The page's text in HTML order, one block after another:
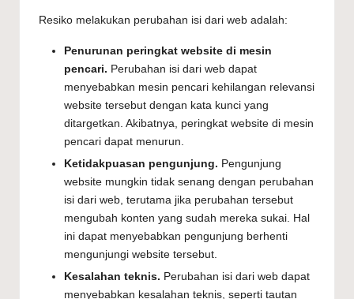
Resiko melakukan perubahan isi dari web adalah:
Penurunan peringkat website di mesin
pencari. Perubahan isi dari web dapat
menyebabkan mesin pencari kehilangan relevansi
website tersebut dengan kata kunci yang
ditargetkan. Akibatnya, peringkat website di mesin
pencari dapat menurun.
Ketidakpuasan pengunjung. Pengunjung
website mungkin tidak senang dengan perubahan
isi dari web, terutama jika perubahan tersebut
mengubah konten yang sudah mereka sukai. Hal
ini dapat menyebabkan pengunjung berhenti
mengunjungi website tersebut.
Kesalahan teknis. Perubahan isi dari web dapat
menyebabkan kesalahan teknis, seperti tautan